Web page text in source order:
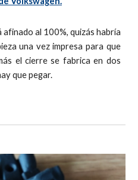
al 100%, quizás habría
una vez impresa para que
el cierre se fabrica en dos
que pegar.